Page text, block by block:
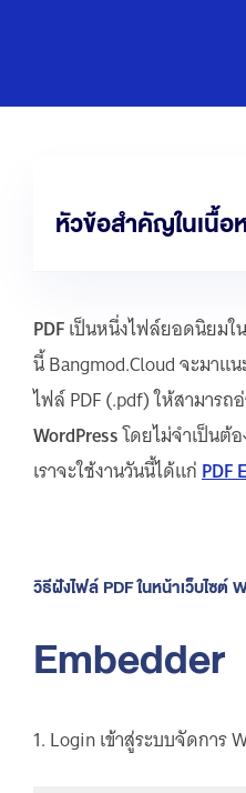
หัวข้อสำคัญในเนื้อ
PDFเป็นหนึ่งไฟล์ยอดนิยมใ
นี้ Bangmod.Cloud จะมาแ
ไฟล์ PDF (.pdf) ให้สามาร
WordPressโดยไม่จำเป็นต้
เราจะใช้งานวันนี้ได้แก่PDF
วิธีฝังไฟล์ PDF ในหน้าเว็บไซต์
Embedder
1. Login เข้าสู่ระบบจัดการ